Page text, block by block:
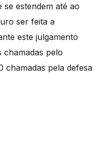
se estendem até ao
ser feita a
este julgamento
chamadas pelo
chamadas pela defesa